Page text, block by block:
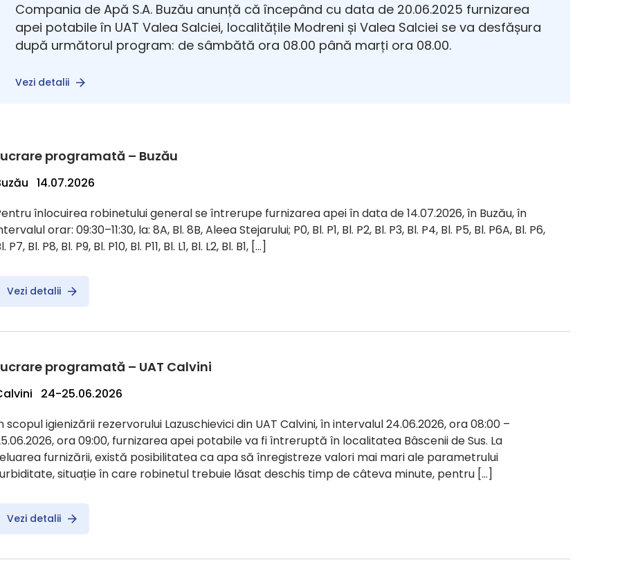
Compania de Apă S.A. Buzău anunță că începând cu data de 20.06.2025 furnizarea
apei potabile în UAT Valea Salciei, localitățile Modreni și Valea Salciei se va desfășura
după următorul program: de sâmbătă ora 08.00 până marți ora 08.00.
Vezi detalii
programată – Buzău
14.07.2026
înlocuirea robinetului general se întrerupe furnizarea apei în data de 14.07.2026, în Buzău, în
orar: 09:30–11:30, la: 8A, Bl. 8B, Aleea Stejarului; P0, Bl. P1, Bl. P2, Bl. P3, Bl. P4, Bl. P5, Bl. P6A, Bl. P6,
P7, Bl. P8, Bl. P9, Bl. P10, Bl. P11, Bl. L1, Bl. L2, Bl. B1, […]
Vezi detalii
programată – UAT Calvini
24-25.06.2026
scopul igienizării rezervorului Lazuschievici din UAT Calvini, în intervalul 24.06.2026, ora 08:00 –
ora 09:00, furnizarea apei potabile va fi întreruptă în localitatea Bâscenii de Sus. La
furnizării, există posibilitatea ca apa să înregistreze valori mai mari ale parametrului
situație în care robinetul trebuie lăsat deschis timp de câteva minute, pentru […]
Vezi detalii